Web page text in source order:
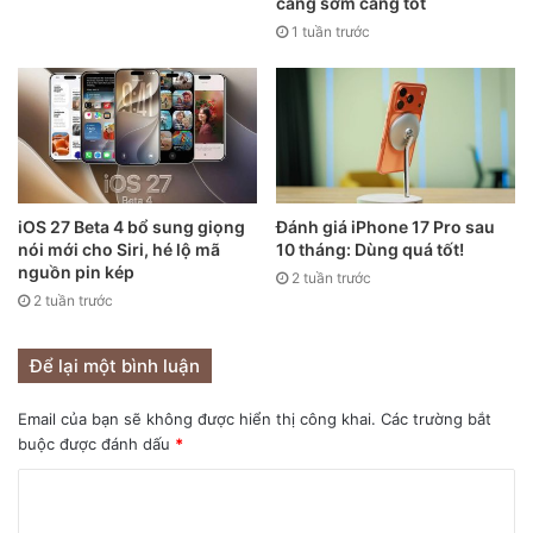
Còn Apple HomePod mini lại mang trong mình một thiết kế
cũng tương tự nhưng lại được làm nhỏ nhắn hơn và tròn
hơn. Nếu trên tay mẫu loa mini của Apple bạn sẽ tưởng
tượng mình đang cầm trên tay một khối cầu nhỏ.
1 tuần trước
iOS 27 Beta 4 bổ sung giọng
nói mới cho Siri, hé lộ mã
nguồn pin kép
2 tuần trước
Đánh giá iPhone 17 Pro sau
10 tháng: Dùng quá tốt!
2 tuần trước
Để lại một bình luận
Email của bạn sẽ không được hiển thị công khai. Các trường bắt
buộc được đánh dấu *